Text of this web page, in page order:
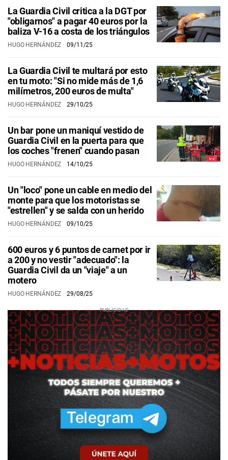
La Guardia Civil critica a la DGT por
"obligarnos" a pagar 40 euros por la
baliza V-16 a costa de los triángulos
HUGO HERNÁNDEZ 09/11/25
La Guardia Civil te multará por esto
en tu moto: "Si no mide más de 1,6
milímetros, 200 euros de multa"
HUGO HERNÁNDEZ 29/10/25
Un bar pone un maniquí vestido de
Guardia Civil en la puerta para que
los coches "frenen" cuando pasan
HUGO HERNÁNDEZ 14/10/25
Un "loco" pone un cable en medio del
monte para que los motoristas se
"estrellen" y se salda con un herido
HUGO HERNÁNDEZ 09/10/25
600 euros y 6 puntos de carnet por ir
a 200 y no vestir "adecuado": la
Guardia Civil da un "viaje" a un
motero
HUGO HERNÁNDEZ 29/08/25